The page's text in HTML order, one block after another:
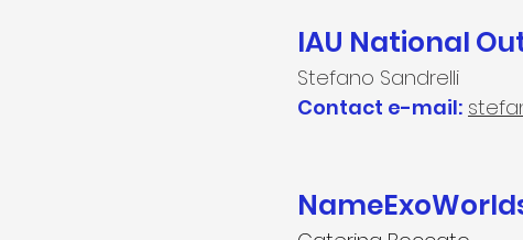
IAU National
Stefano Sandrelli
Contact e-mail: